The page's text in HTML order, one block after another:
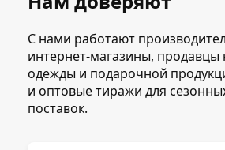
С нами работают
интернет-магазины,
одежды и подарочной
и оптовые тиражи для
поставок.